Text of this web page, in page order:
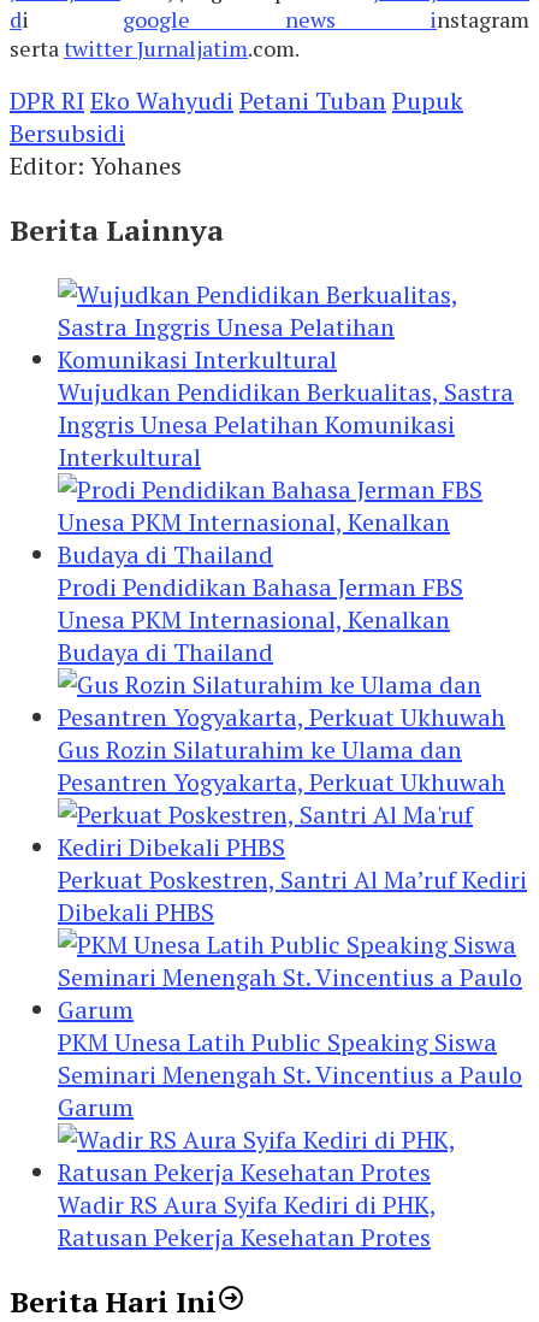
di google news instagram
serta twitterJurnaljatim.com.
DPR RIEko Wahyudi Petani TubanPupuk
Bersubsidi
Editor: Yohanes
Berita Lainnya
Wujudkan Pendidikan Berkualitas, Sastra
Inggris Unesa Pelatihan Komunikasi
Interkultural
Prodi Pendidikan Bahasa Jerman FBS
Unesa PKM Internasional, Kenalkan
Budaya di Thailand
Gus Rozin Silaturahim ke Ulama dan
Pesantren Yogyakarta, Perkuat Ukhuwah
Perkuat Poskestren, Santri Al Ma’ruf Kediri
Dibekali PHBS
PKM Unesa Latih Public Speaking Siswa
Seminari Menengah St. Vincentius a Paulo
Garum
Wadir RS Aura Syifa Kediri di PHK,
Ratusan Pekerja Kesehatan Protes
Berita Hari Ini